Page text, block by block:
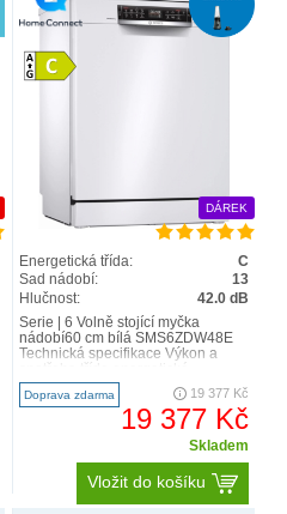
DÁREK
Energetická třída:
C
Sad nádobí:
13
Hlučnost:
42.0 dB
Serie | 6 Volně stojící myčka
nádobí60 cm bílá SMS6ZDW48E
Technická specifikace Výkon a
účinnosti1: C energie2 /..
Doprava zdarma 19 377 Kč
19 377 Kč
Skladem
Vložit do košíku